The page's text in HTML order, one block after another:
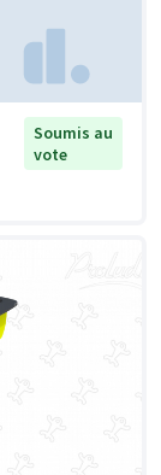
Soumis au
vote